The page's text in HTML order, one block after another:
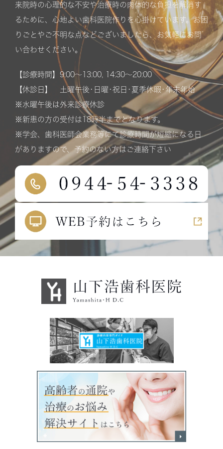
来院時の心理的な不安や治療時の肉体的な負担を解消す
るために、心地よい歯科医院作りを心掛けています。お困
りごとやご不明な点などございましたら、お気軽にお問
い合わせください。
【診療時間】9:00〜13:00, 14:30〜20:00
【休診日】 土曜午後･日曜･祝日･夏季休暇･年末年始
※水曜午後は外来診療休診
※新患の方の受付は18時半までとなります。
※学会、歯科医師会業務等にて診療時間が短縮になる日
がありますので、予約のない方はご連絡下さい